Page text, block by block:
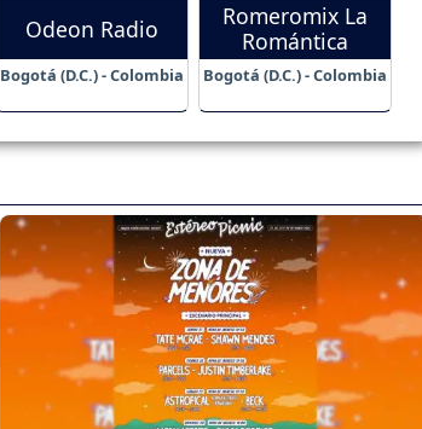
Odeon Radio
Bogotá (D.C.) - Colombia
Romeromix La
Romántica
Bogotá (D.C.) - Colombia